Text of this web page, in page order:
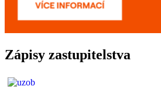
Zápisy zastupitelstva